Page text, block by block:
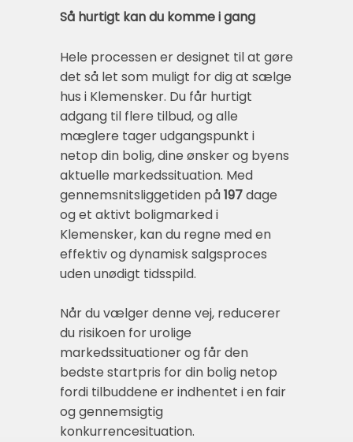
Så hurtigt kan du komme i gang
Hele processen er designet til at gøre
det så let som muligt for dig at sælge
hus i Klemensker. Du får hurtigt
adgang til flere tilbud, og alle
mæglere tager udgangspunkt i
netop din bolig, dine ønsker og byens
aktuelle markedssituation. Med
gennemsnitsliggetiden på197dage
og et aktivt boligmarked i
Klemensker, kan du regne med en
effektiv og dynamisk salgsproces
uden unødigt tidsspild.
Når du vælger denne vej, reducerer
du risikoen for urolige
markedssituationer og får den
bedste startpris for din bolig netop
fordi tilbuddene er indhentet i en fair
og gennemsigtig
konkurrencesituation.